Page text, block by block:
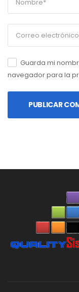
Guarda mi
navegador para la
PUBLICAR